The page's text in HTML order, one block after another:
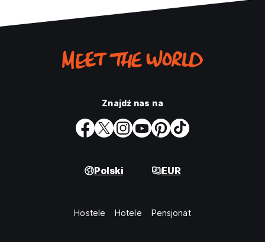
Znajdź nas na
Polski EUR
Hostele Hotele Pensjonat